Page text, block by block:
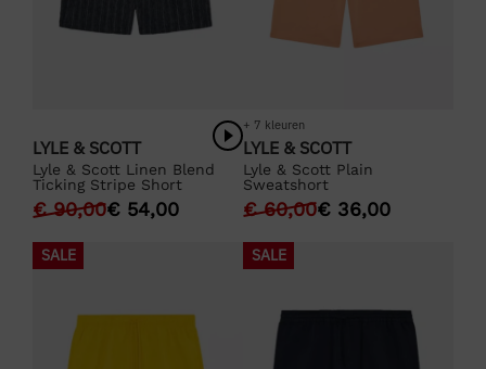
LYLE & SCOTT
Lyle & Scott Linen Blend
Ticking Stripe Short
€90,00€ 54,00
+ 7 kleuren
LYLE & SCOTT
Lyle & Scott Plain
Sweatshort
€60,00€ 36,00
SALE SALE